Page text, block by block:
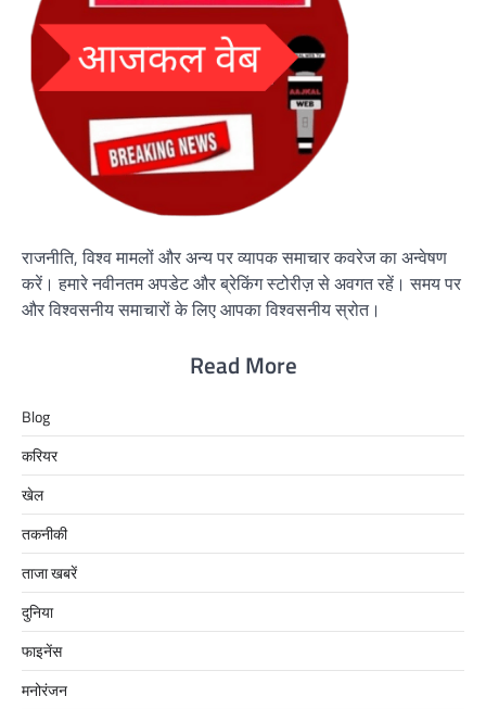
राजनीति, विश्व मामलों और अन्य पर व्यापक समाचार कवरेज का अन्वेषण
करें। हमारे नवीनतम अपडेट और ब्रेकिंग स्टोरीज़ से अवगत रहें। समय पर
और विश्वसनीय समाचारों के लिए आपका विश्वसनीय स्रोत।
Read More
Blog
करियर
खेल
तकनीकी
ताजा खबरें
दुनिया
फाइनेंस
मनोरंजन